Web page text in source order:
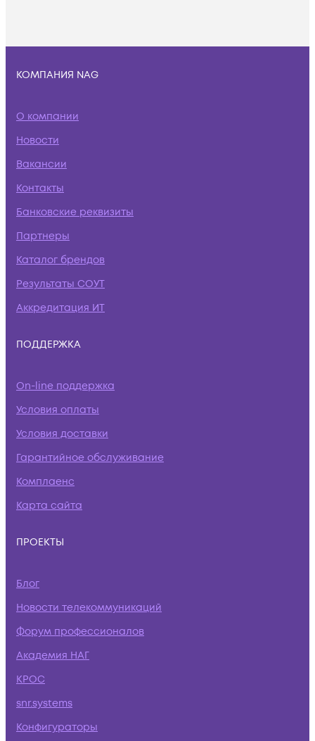
КОМПАНИЯ NAG
О компании
Новости
Вакансии
Контакты
Банковские реквизиты
Партнеры
Каталог брендов
Результаты СОУТ
Аккредитация ИТ
ПОДДЕРЖКА
On-line поддержка
Условия оплаты
Условия доставки
Гарантийное обслуживание
Комплаенс
Карта сайта
ПРОЕКТЫ
Блог
Новости телекоммуникаций
Форум профессионалов
Академия НАГ
КРОС
snr.systems
Конфигураторы